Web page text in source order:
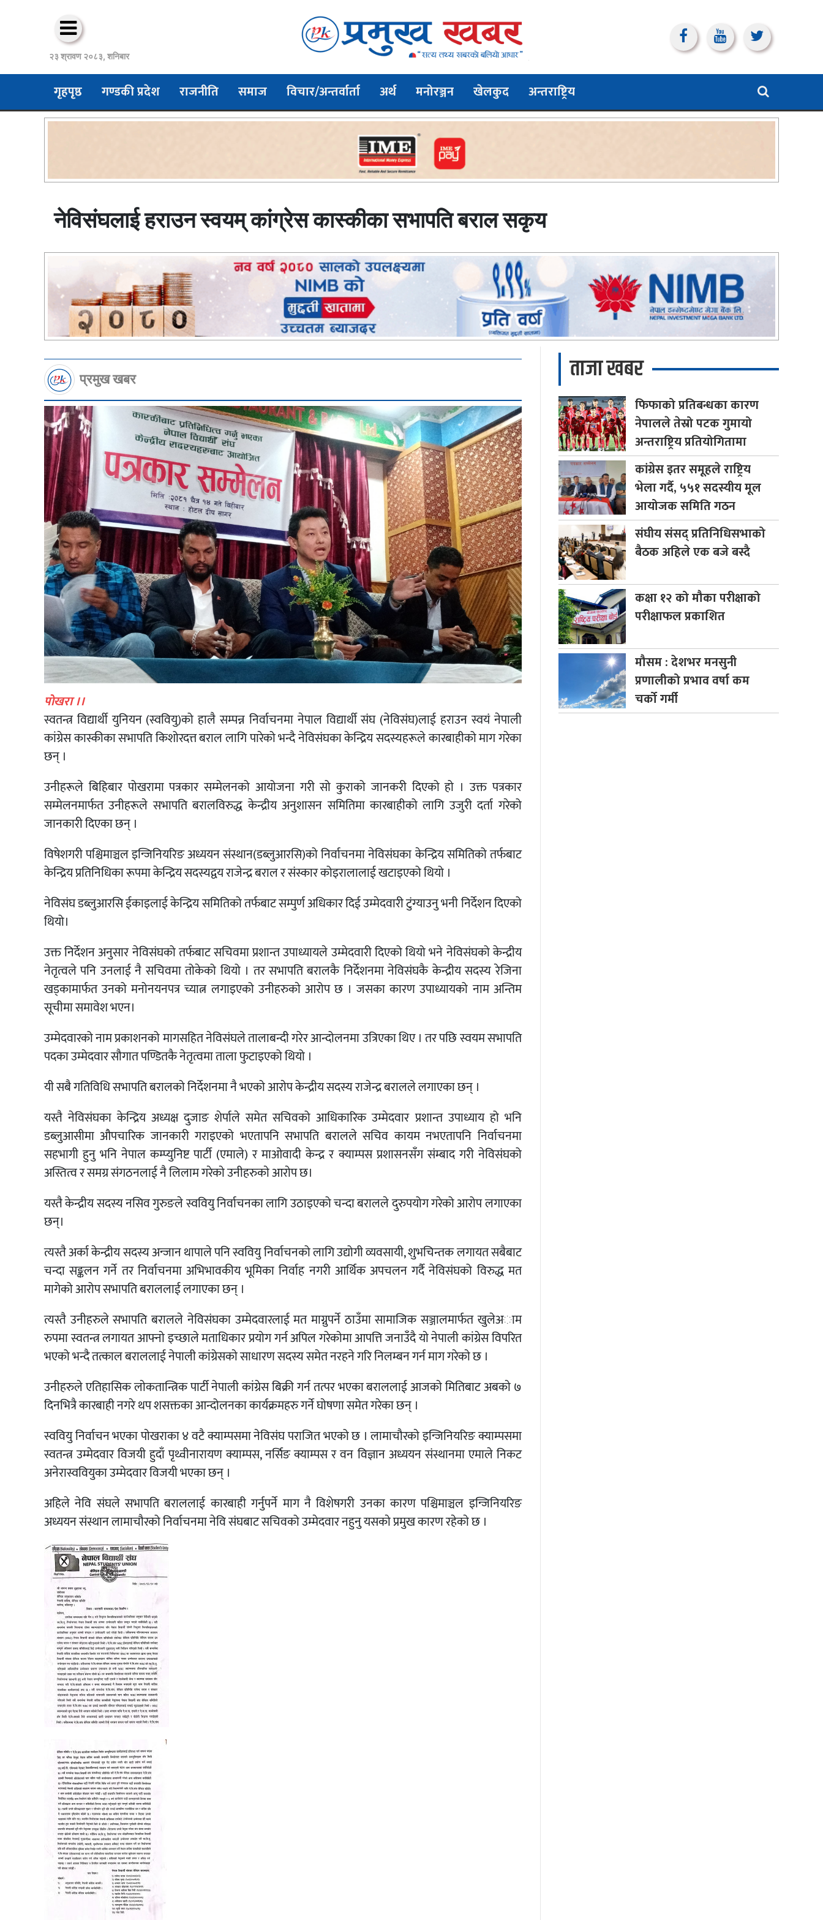
२३ श्रावण २०८३, शनिबार
गृहपृष्ठ गण्डकी प्रदेश राजनीति समाज विचार/अन्तर्वार्ता अर्थ मनोरञ्जन खेलकुद अन्तराष्ट्रिय
नेविसंघलाई हराउन स्वयम् कांग्रेस कास्कीका सभापति बराल सकृय
प्रमुख खबर
पाेखरा ।।
स्वतन्त्र विद्यार्थी युनियन (स्ववियु)को हालै सम्पन्न निर्वाचनमा नेपाल विद्यार्थी संघ (नेविसंघ)लाई हराउन स्वयं नेपाली
कांग्रेस कास्कीका सभापति किशोरदत्त बराल लागि पारेको भन्दै नेविसंघका केन्द्रिय सदस्यहरूले कारबाहीको माग गरेका
छन् ।
उनीहरूले बिहिबार पोखरामा पत्रकार सम्मेलनको आयोजना गरी सो कुराको जानकरी दिएको हो । उक्त पत्रकार
सम्मेलनमार्फत उनीहरूले सभापति बरालविरुद्ध केन्द्रीय अनुशासन समितिमा कारबाहीको लागि उजुरी दर्ता गरेको
जानकारी दिएका छन् ।
विषेशगरी पश्चिमाञ्चल इन्जिनियरिङ अध्ययन संस्थान(डब्लुआरसि)को निर्वाचनमा नेविसंघका केन्द्रिय समितिको तर्फबाट
केन्द्रिय प्रतिनिधिका रूपमा केन्द्रिय सदस्यद्वय राजेन्द्र बराल र संस्कार कोइरालालाई खटाइएको थियो ।
नेविसंघ डब्लुआरसि ईकाइलाई केन्द्रिय समितिको तर्फबाट सम्पुर्ण अधिकार दिई उम्मेदवारी टुंग्याउनु भनी निर्देशन दिएको
थियो।
उक्त निर्देशन अनुसार नेविसंघको तर्फबाट सचिवमा प्रशान्त उपाध्यायले उम्मेदवारी दिएको थियो भने नेविसंघको केन्द्रीय
नेतृत्वले पनि उनलाई नै सचिवमा तोकेको थियो । तर सभापति बरालकै निर्देशनमा नेविसंघकै केन्द्रीय सदस्य रेजिना
खड्कामार्फत उनको मनोनयनपत्र च्यात्न लगाइएको उनीहरुकाे आरोप छ । जसका कारण उपाध्यायको नाम अन्तिम
सूचीमा समावेश भएन।
उम्मेदवारको नाम प्रकाशनको मागसहित नेविसंघले तालाबन्दी गरेर आन्दोलनमा उत्रिएका थिए । तर पछि स्वयम सभापति
पदका उम्मेदवार सौगात पण्डितकै नेतृत्वमा ताला फुटाइएको थियो ।
यी सबै गतिविधि सभापति बरालको निर्देशनमा नै भएको आराेप केन्द्रीय सदस्य राजेन्द्र बरालले लगाएका छन् ।
यस्तै नेविसंघका केन्द्रिय अध्यक्ष दुजाङ शेर्पाले समेत सचिवको आधिकारिक उम्मेदवार प्रशान्त उपाध्याय हो भनि
डब्लुआसीमा औपचारिक जानकारी गराइएको भएतापनि सभापति बरालले सचिव कायम नभएतापनि निर्वाचनमा
सहभागी हुनु भनि नेपाल कम्प्युनिष्ट पार्टी (एमाले) र माओवादी केन्द्र र क्याम्पस प्रशासनसँग संम्बाद गरी नेविसंघको
अस्तित्व र समग्र संगठनलाई नै लिलाम गरेकाे उनीहरुकाे आराेप छ।
यस्तै केन्द्रीय सदस्य नसिव गुरुङले स्ववियु निर्वाचनका लागि उठाइएको चन्दा बरालले दुरुपयोग गरेको आरोप लगाएका
छन्।
त्यस्तै अर्का केन्द्रीय सदस्य अन्जान थापाले पनि स्ववियु निर्वाचनको लागि उद्योगी व्यवसायी, शुभचिन्तक लगायत सबैबाट
चन्दा सङ्कलन गर्ने तर निर्वाचनमा अभिभावकीय भूमिका निर्वाह नगरी आर्थिक अपचलन गर्दै नेविसंघको विरुद्ध मत
मागेको आरोप सभापति बराललाई लगाएका छन् ।
त्यस्तै उनीहरुले सभापति बरालले नेविसंघका उम्मेदवारलाई मत माग्नुपर्ने ठाउँमा सामाजिक सञ्जालमार्फत खुलेअाम
रुपमा स्वतन्त्र लगायत आफ्नाे इच्छाले मताधिकार प्रयाेग गर्न अपिल गरेकाेमा आपत्ति जनाउँदै याे नेपाली कांग्रेस विपरित
भएको भन्दै तत्काल बराललाई नेपाली कांग्रेसकाे साधारण सदस्य समेत नरहने गरि निलम्बन गर्न माग गरेकाे छ ।
उनीहरुले एतिहासिक लाेकतान्त्रिक पार्टी नेपाली कांग्रेस बिक्री गर्न तत्पर भएका बराललाई आजकाे मितिबाट अबकाे ७
दिनभित्रै कारबाही नगरे थप शसक्तका आन्दोलनका कार्यक्रमहरु गर्ने घाेषणा समेत गरेका छन् ।
स्ववियु निर्वाचन भएका पाेखराका ४ वटै क्याम्पसमा नेविसंघ पराजित भएको छ । लामाचौरकाे इन्जिनियरिङ क्याम्पसमा
स्वतन्त्र उम्मेदवार विजयी हुदाँ पृथ्वीनारायण क्याम्पस, नर्सिङ क्याम्पस र वन विज्ञान अध्ययन संस्थानमा एमाले निकट
अनेरास्ववियुका उम्मेदवार विजयी भएका छन् ।
अहिले नेवि संघले सभापति बराललाई कारबाही गर्नुपर्ने माग नै विशेषगरी उनका कारण पश्चिमाञ्चल इन्जिनियरिङ
अध्ययन संस्थान लामाचौरको निर्वाचनमा नेवि संघबाट सचिवको उम्मेदवार नहुनु यसकाे प्रमुख कारण रहेकाे छ ।
ताजा खबर
फिफाकोप्रतिबन्धका कारण
नेपालले तेस्रो पटक गुमायो
अन्तराष्ट्रिय प्रतियोगितामा
कांग्रेसइतर समूहले राष्ट्रिय
भेला गर्दै, ५५१ सदस्यीय मूल
आयोजक समिति गठन
संघीयसंसद् प्रतिनिधिसभाको
बैठक अहिले एक बजे बस्दै
कक्षा१२ को मौका परीक्षाको
परीक्षाफल प्रकाशित
मौसम: देशभर मनसुनी
प्रणालीको प्रभाव वर्षा कम
चर्को गर्मी